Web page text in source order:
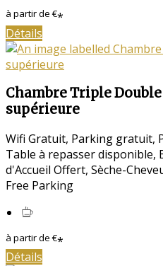
à partir de €*
Détails
Chambre Triple
supérieure
Wifi Gratuit, Parking gratuit,
Table à repasser disponible,
d'Accueil Offert, Sèche-
Free Parking
à partir de €*
Détails